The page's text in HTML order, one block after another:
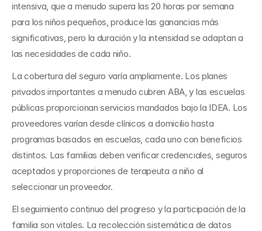
intensiva, que a menudo supera las 20 horas por semana
para los niños pequeños, produce las ganancias más
significativas, pero la duración y la intensidad se adaptan a
las necesidades de cada niño.
La cobertura del seguro varía ampliamente. Los planes
privados importantes a menudo cubren ABA, y las escuelas
públicas proporcionan servicios mandados bajo la IDEA. Los
proveedores varían desde clínicos a domicilio hasta
programas basados en escuelas, cada uno con beneficios
distintos. Las familias deben verificar credenciales, seguros
aceptados y proporciones de terapeuta a niño al
seleccionar un proveedor.
El seguimiento continuo del progreso y la participación de la
familia son vitales. La recolección sistemática de datos